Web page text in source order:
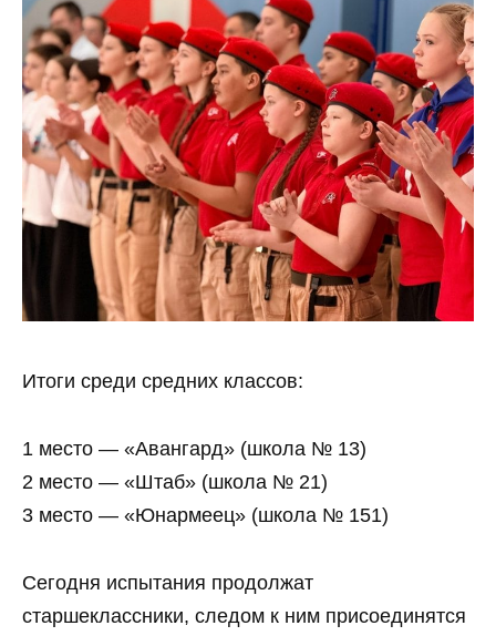
Итоги среди средних классов:
1 место — «Авангард» (школа № 13)
2 место — «Штаб» (школа № 21)
3 место — «Юнармеец» (школа № 151)
Сегодня испытания продолжат
старшеклассники, следом к ним присоединятся